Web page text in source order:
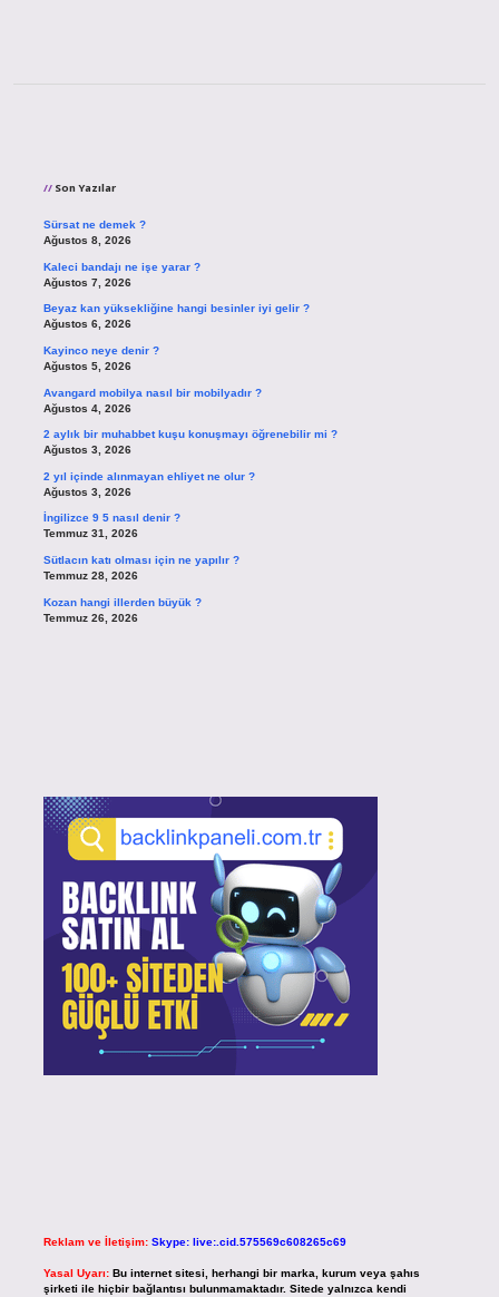
Son Yazılar
Sürsat ne demek ?
Ağustos 8, 2026
Kaleci bandajı ne işe yarar ?
Ağustos 7, 2026
Beyaz kan yüksekliğine hangi besinler iyi gelir ?
Ağustos 6, 2026
Kayinco neye denir ?
Ağustos 5, 2026
Avangard mobilya nasıl bir mobilyadır ?
Ağustos 4, 2026
2 aylık bir muhabbet kuşu konuşmayı öğrenebilir mi ?
Ağustos 3, 2026
2 yıl içinde alınmayan ehliyet ne olur ?
Ağustos 3, 2026
İngilizce 9 5 nasıl denir ?
Temmuz 31, 2026
Sütlacın katı olması için ne yapılır ?
Temmuz 28, 2026
Kozan hangi illerden büyük ?
Temmuz 26, 2026
Reklam ve İletişim: Skype: live:.cid.575569c608265c69
Yasal Uyarı: Bu internet sitesi, herhangi bir marka, kurum veya şahıs
şirketi ile hiçbir bağlantısı bulunmamaktadır. Sitede yalnızca kendi